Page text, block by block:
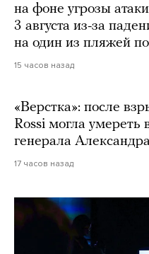
на фоне угрозы
3 августа из-за
на один из пляжей
15 часов назад
«Верстка»: после
Rossi могла умереть
генерала
17 часов назад